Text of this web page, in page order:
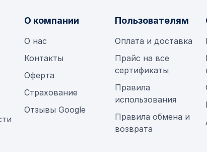
О компании
О нас
Контакты
Оферта
Страхование
Отзывы Google
Пользователям
Оплата и доставка
Прайс на все
сертификаты
Правила
использования
Правила обмена и
возврата